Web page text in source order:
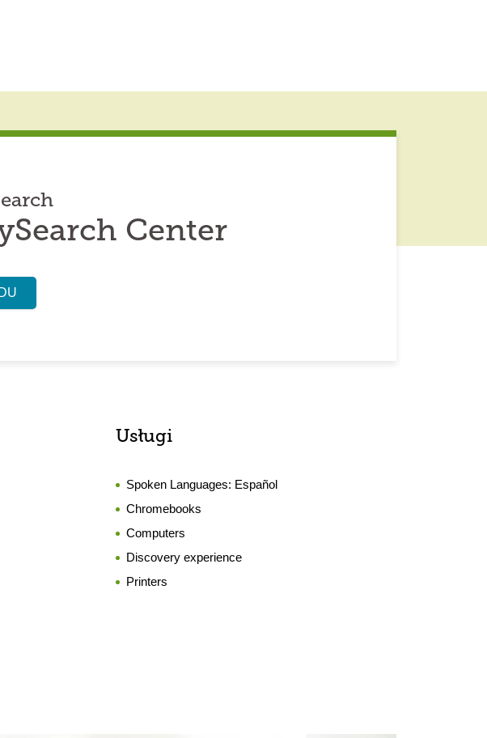
Center
Usługi
Spoken Languages: Español
Chromebooks
Computers
Discovery experience
Printers